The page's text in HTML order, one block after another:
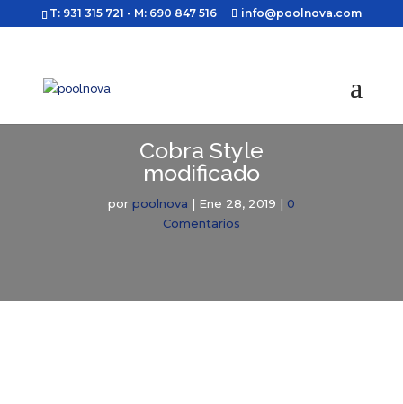
T: 931 315 721 - M: 690 847 516 info@poolnova.com
Cobra Style
modificado
por poolnova | Ene 28, 2019 | 0
Comentarios